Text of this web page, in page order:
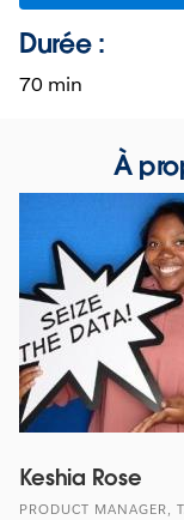
Durée :
70 min
À
Keshia Rose
PRODUCT MANAGER,